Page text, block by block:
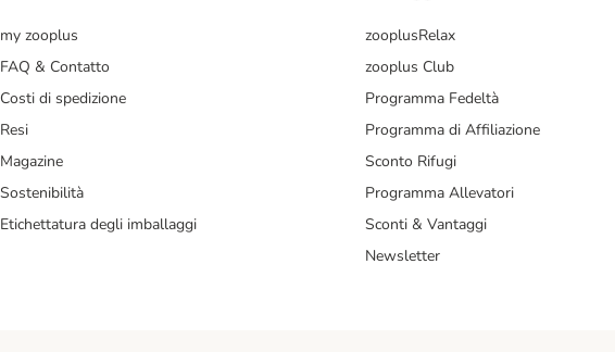
my zooplus
FAQ & Contatto
Costi di spedizione
Resi
Magazine
Sostenibilità
Etichettatura degli imballaggi
zooplusRelax
zooplus Club
Programma Fedeltà
Programma di Affiliazione
Sconto Rifugi
Programma Allevatori
Sconti & Vantaggi
Newsletter